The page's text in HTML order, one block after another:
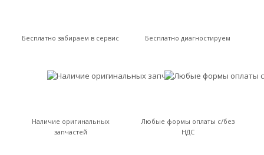
Бесплатно забираем в сервис Бесплатно диагностируем
Наличие оригинальных
запчастей
Любые формы оплаты с/без
НДС